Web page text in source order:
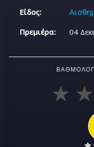
Είδος:
Πρεμιέρα:
04